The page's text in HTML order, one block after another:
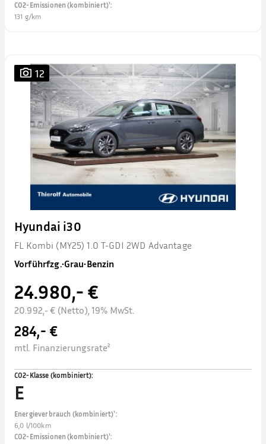
CO2-Emissionen (kombiniert)¹:
131 g/km
12
Hyundai i30
FL Kombi (MY25) 1.0 T-GDI 2WD Advantage
Vorführfzg.•Grau•Benzin
24.980,- €
20.992,- € (Netto), 19% MwSt.
284,- €
mtl. Finanzierungsrate²
CO2-Klasse (kombiniert):
E
Energieverbrauch (kombiniert)¹:
6,0 l/100km
CO2-Emissionen (kombiniert)¹: